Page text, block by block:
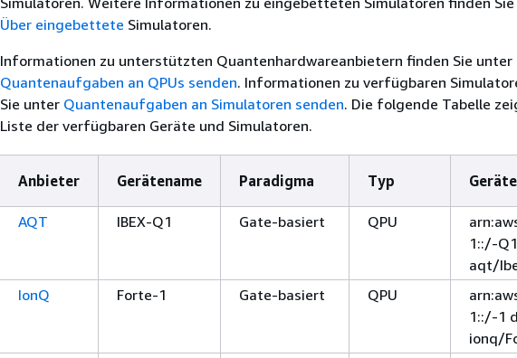
Über eingebettete Simulatoren.
Informationen zu unterstützten Quantenhardwareanbietern finden Sie unter
Quantenaufgaben an QPUs senden. Informationen zu verfügbaren
Sie unter Quantenaufgaben an Simulatoren senden. Die folgende Tabelle
Liste der verfügbaren Geräte und Simulatoren.
Anbieter Gerätename Paradigma Typ
AQT IBEX-Q1 Gate-basiert QPU
1::/-
aqt/
IonQ
Forte-1 Gate-basiert QPU
1::/-1
ionq/